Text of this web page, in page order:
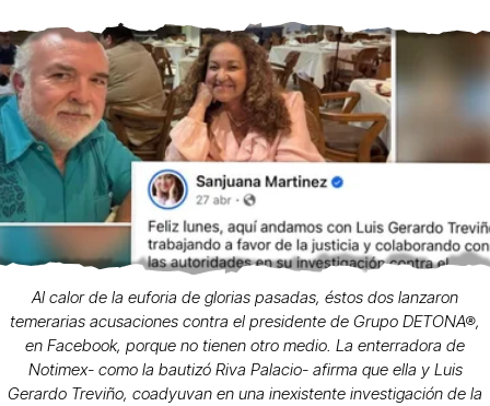
Al calor de la euforia de glorias pasadas, éstos dos lanzaron
temerarias acusaciones contra el presidente de Grupo DETONA®,
en Facebook, porque no tienen otro medio. La enterradora de
Notimex- como la bautizó Riva Palacio- afirma que ella y Luis
Gerardo Treviño, coadyuvan en una inexistente investigación de la